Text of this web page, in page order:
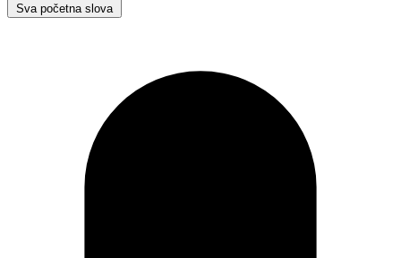
Sva početna slova